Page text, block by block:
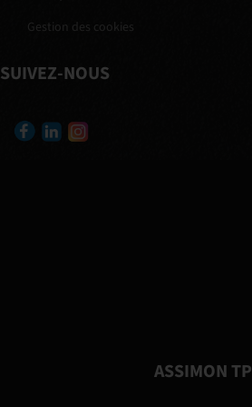
Gestion des cookies
SUIVEZ-NOUS
ASSIMON TP